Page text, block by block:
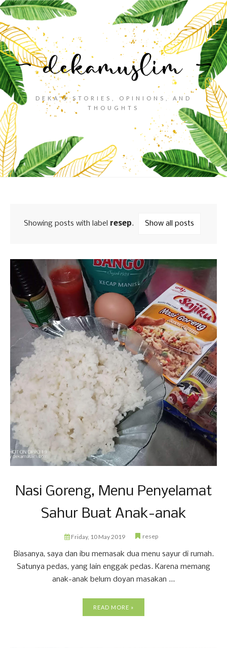
DEKA'S STORIES, OPINIONS, AND
THOUGHTS
Showing posts with label resep. Show all posts
Nasi Goreng, Menu Penyelamat
Sahur Buat Anak-anak
Friday, 10 May 2019 resep
Biasanya, saya dan ibu memasak dua menu sayur di rumah.
Satunya pedas, yang lain enggak pedas. Karena memang
anak-anak belum doyan masakan ...
READ MORE »